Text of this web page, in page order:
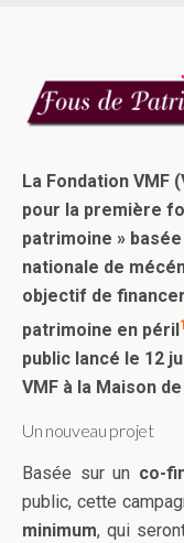
La Fondation VMF
pour la première
patrimoine »
nationale de
objectif de
patrimoine en péril1
public lancé le 12
VMF à la Maison
Un nouveau projet
Basée sur un co-
public, cette
minimum, qui